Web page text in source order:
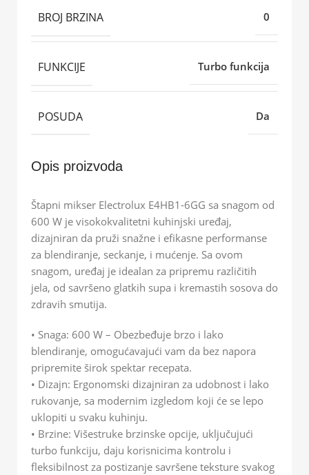
BROJ BRZINA 0
FUNKCIJE Turbo funkcija
POSUDA Da
Opis proizvoda
Štapni mikser Electrolux E4HB1-6GG sa snagom od
600 W je visokokvalitetni kuhinjski uređaj,
dizajniran da pruži snažne i efikasne performanse
za blendiranje, seckanje, i mućenje. Sa ovom
snagom, uređaj je idealan za pripremu različitih
jela, od savršeno glatkih supa i kremastih sosova do
zdravih smutija.
• Snaga: 600 W – Obezbeđuje brzo i lako
blendiranje, omogućavajući vam da bez napora
pripremite širok spektar recepata.
• Dizajn: Ergonomski dizajniran za udobnost i lako
rukovanje, sa modernim izgledom koji će se lepo
uklopiti u svaku kuhinju.
• Brzine: Višestruke brzinske opcije, uključujući
turbo funkciju, daju korisnicima kontrolu i
fleksibilnost za postizanje savršene teksture svakog